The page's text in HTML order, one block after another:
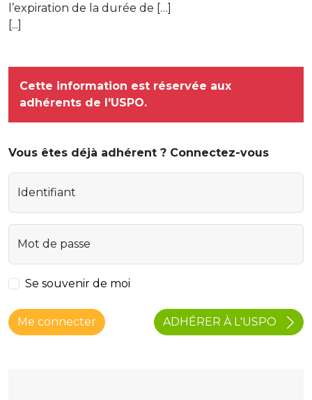
l’expiration de la durée de […]
[...]
Cette information est réservée aux
adhérents de l'USPO.
Vous êtes déjà adhérent ? Connectez-vous
Identifiant
Mot de passe
Se souvenir de moi
Me connecter ADHÉRER À L'USPO